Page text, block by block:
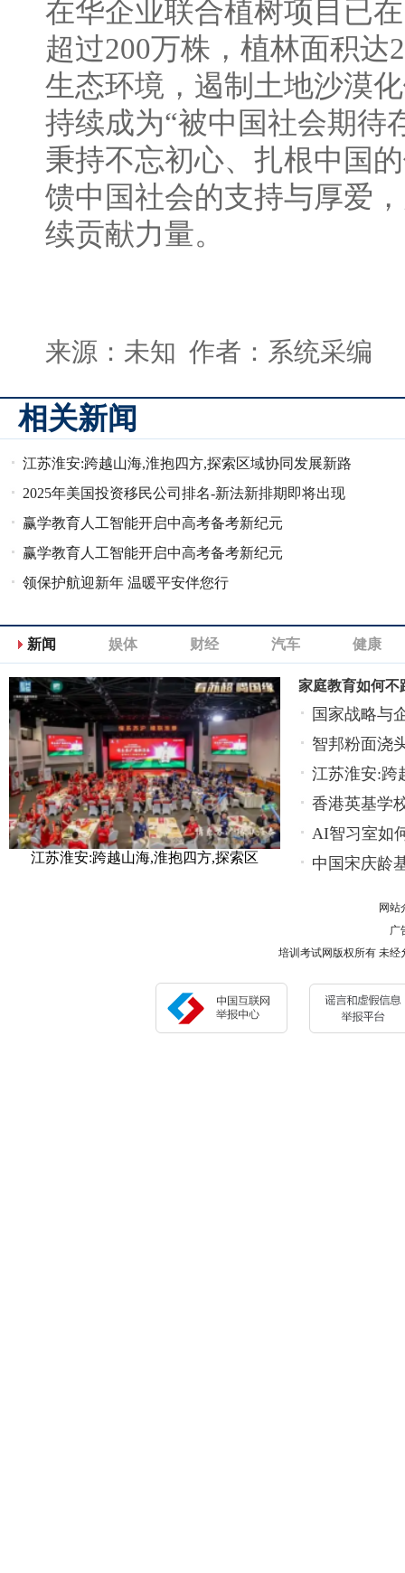
在华企业联合植树项目已
超过200万株，植林面积达
生态环境，遏制土地沙漠
持续成为“被中国社会期待
秉持不忘初心、扎根中国
馈中国社会的支持与厚爱
续贡献力量。
来源：未知 作者：系统采编
相关新闻
江苏淮安:跨越山海,淮抱四方,探索区域协同发展新路
径
2025年美国投资移民公司排名-新法新排期即将出现
赢学教育人工智能开启中高考备考新纪元
赢学教育人工智能开启中高考备考新纪元
领保护航迎新年 温暖平安伴您行
新闻 娱体 财经 汽车 健康
江苏淮安:跨越山海,淮抱四方,探索区
家庭教育如何不
国家战略与
智邦粉面浇
餐
江苏淮安:跨
香港英基学
AI智习室如
中国宋庆龄
网站
广
培训考试网版权所有 未经